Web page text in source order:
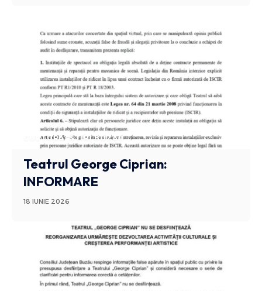
CULTURA STIRI BUZAU
Teatrul George Ciprian:
INFORMARE
18 IUNIE 2026